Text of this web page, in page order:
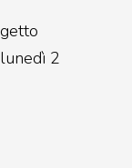
2